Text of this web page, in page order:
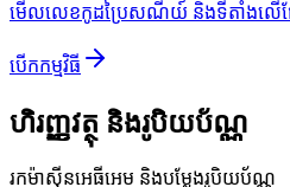
មើលលេខកូដប្រៃសណីយ៍ និងទីតាំងលើ
បើកកម្មវិធី
ហិរញ្ញវត្ថុ និងរូបិយប័ណ្ណ
រកម៉ាស៊ីនអេធីអេម និងបម្លែងរូបិយប័ណ្ណ